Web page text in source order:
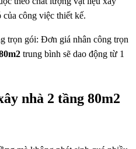
công việc thiết kế.
trọn gói: Đơn giá nhân công trọn
trung bình sẽ dao động từ 1
nhà 2 tầng 80m2